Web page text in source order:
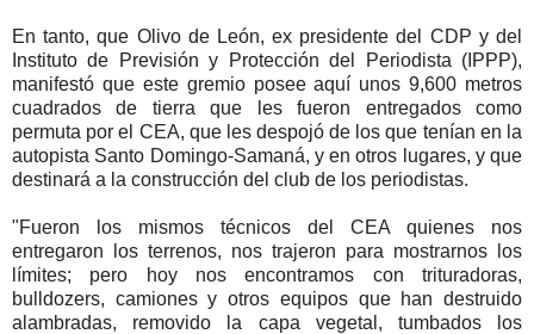
En tanto, que Olivo de León, ex presidente del CDP y del
Instituto de Previsión y Protección del Periodista (IPPP),
manifestó que este gremio posee aquí unos 9,600 metros
cuadrados de tierra que les fueron entregados como
permuta por el CEA, que les despojó de los que tenían en la
autopista Santo Domingo-Samaná, y en otros lugares, y que
destinará a la construcción del club de los periodistas.
"Fueron los mismos técnicos del CEA quienes nos
entregaron los terrenos, nos trajeron para mostrarnos los
límites; pero hoy nos encontramos con trituradoras,
bulldozers, camiones y otros equipos que han destruido
alambradas, removido la capa vegetal, tumbados los